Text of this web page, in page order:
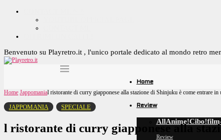
Benvenuto su Playretro.it , l'unico portale dedicato al mondo retro
Home
Review
AllAnime!Cibo!
Review
Home Jappomanial ristorante di curry giapponese alla stazione di Shinjuku è come entrare in
JAPPOMANIA SPECIALE
l ristorante di curry giapponese alla